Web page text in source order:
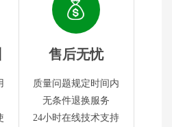
售后无忧
质量问题规定时间内
无条件退换服务
24小时在线技术支持